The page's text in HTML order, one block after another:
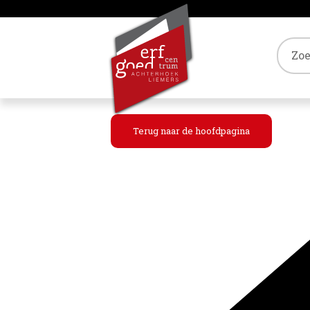
Terug naar de hoofdpagina